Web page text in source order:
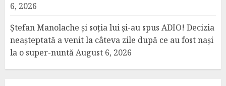
6, 2026
Ștefan Manolache și soția lui și-au spus ADIO! Decizia
neașteptată a venit la câteva zile după ce au fost nași
la o super-nuntăAugust 6, 2026